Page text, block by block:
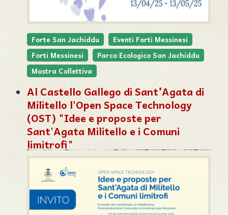
Forte San Jachiddu
Eventi Forti Messinesi
Forti Messinesi
Parco Ecologico San Jachiddu
Mostra Collettiva
Al Castello Gallego di Sant’Agata di
Militello l'Open Space Technology
(OST) "Idee e proposte per
Sant'Agata Militello e i Comuni
limitrofi"